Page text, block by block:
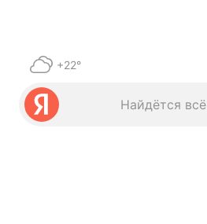
+22°
Найдётся всё